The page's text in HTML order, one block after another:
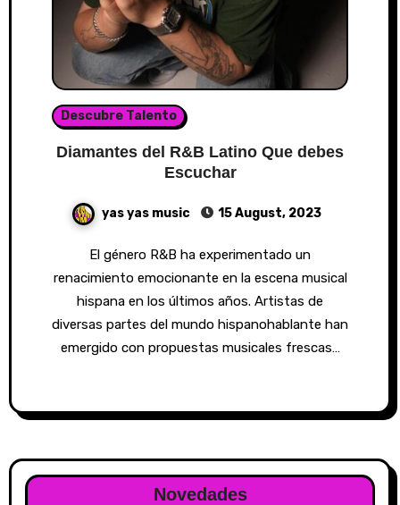
Descubre Talento
Diamantes del R&B Latino Que debes
Escuchar
yas yas music 15 August, 2023
El género R&B ha experimentado un
renacimiento emocionante en la escena musical
hispana en los últimos años. Artistas de
diversas partes del mundo hispanohablante han
emergido con propuestas musicales frescas…
Novedades